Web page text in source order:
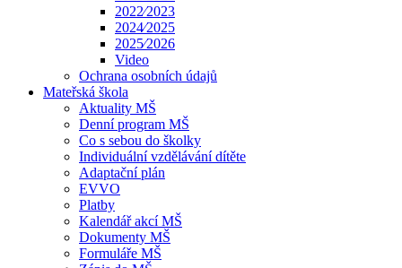
2022⁄2023
2024⁄2025
2025⁄2026
Video
Ochrana osobních údajů
Mateřská škola
Aktuality MŠ
Denní program MŠ
Co s sebou do školky
Individuální vzdělávání dítěte
Adaptační plán
EVVO
Platby
Kalendář akcí MŠ
Dokumenty MŠ
Formuláře MŠ